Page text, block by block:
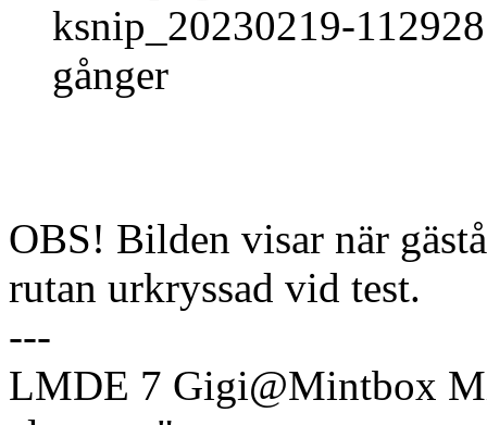
ksnip_20230219-
gånger
OBS! Bilden visar när
rutan urkryssad vid test.
---
LMDE 7 Gigi@Mintbox